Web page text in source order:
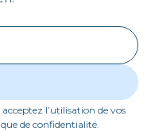
l’utilisation de vos
de confidentialité.